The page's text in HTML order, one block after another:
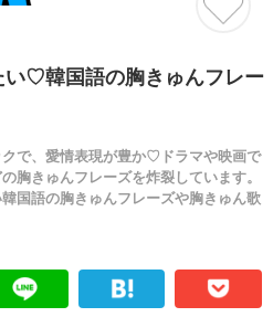
い♡韓国語の胸きゅんフレー
で、愛情表現が豊か♡ドラマや映画で
胸きゅんフレーズを炸裂しています。
国語の胸きゅんフレーズや胸きゅん歌